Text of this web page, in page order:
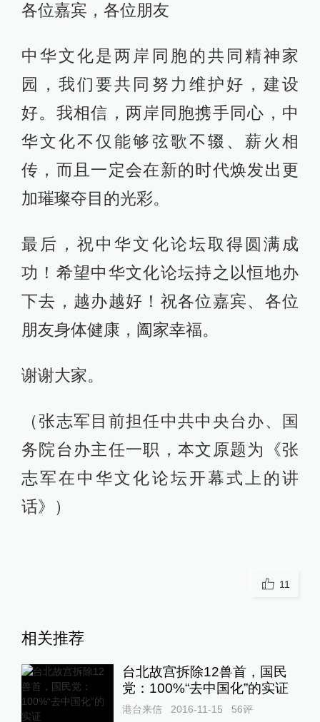
各位嘉宾，各位朋友
中华文化是两岸同胞的共同精神家
园，我们要共同努力维护好，建设
好。我相信，两岸同胞携手同心，中
华文化不仅能够弦歌不辍、薪火相
传，而且一定会在新的时代焕发出更
加璀璨夺目的光彩。
最后，祝中华文化论坛取得圆满成
功！希望中华文化论坛持之以恒地办
下去，越办越好！祝各位嘉宾、各位
朋友身体健康，阖家幸福。
谢谢大家。
（张志军目前担任中共中央台办、国
务院台办主任一职，本文原题为《张
志军在中华文化论坛开幕式上的讲
话》）
11
相关推荐
台北故宫拆除12兽首，国民
党：100%“去中国化”的实证
港台来信 2016-11-15 56评